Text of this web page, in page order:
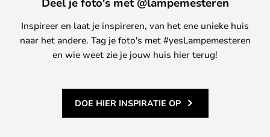
Inspireer en laat je inspireren, van het ene unieke huis
naar het andere. Tag je foto's met #yesLampemesteren
en wie weet zie je jouw huis hier terug!
DOE HIER INSPIRATIE OP